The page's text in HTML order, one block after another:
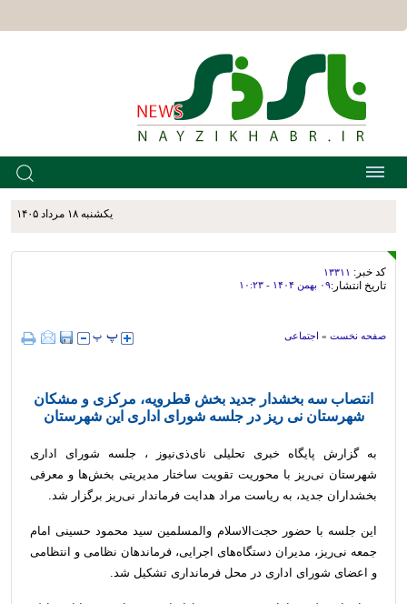
يکشنبه ۱۸ مرداد ۱۴۰۵
کد خبر: ۱۳۳۱۱
تاریخ انتشار:۰۹ بهمن ۱۴۰۴ - ۱۰:۲۳
صفحه نخست » اجتماعی
انتصاب سه بخشدار جدید بخش قطرویه، مرکزی و مشکان
شهرستان نی ریز در جلسه شورای اداری این شهرستان
به گزارش پایگاه خبری تحلیلی نای‌ذی‌نیوز ، جلسه شورای اداری
شهرستان نی‌ریز با محوریت تقویت ساختار مدیریتی بخش‌ها و معرفی
بخشداران جدید، به ریاست مراد هدایت فرماندار نی‌ریز برگزار شد.
این جلسه با حضور حجت‌الاسلام والمسلمین سید محمود حسینی امام
جمعه نی‌ریز، مدیران دستگاه‌های اجرایی، فرماندهان نظامی و انتظامی
و اعضای شورای اداری در محل فرمانداری تشکیل شد.